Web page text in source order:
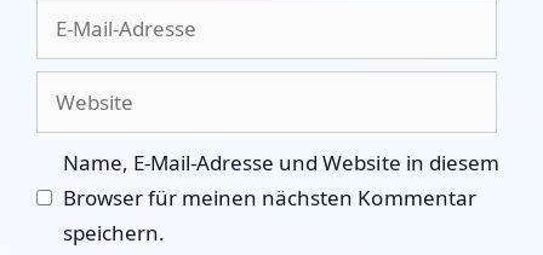
Name, E-Mail-Adresse und Website in diesem
Browser für meinen nächsten Kommentar
speichern.